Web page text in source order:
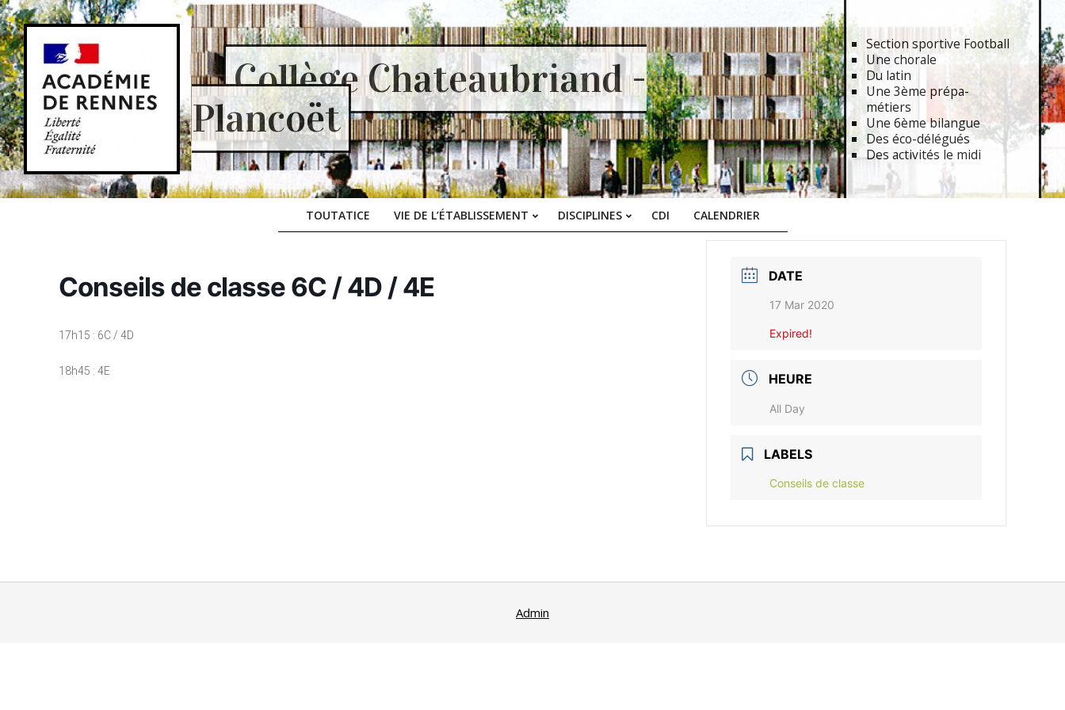
Skip
to
content
Collège Chateaubriand -
Plancoët
Section sportive Football
Une chorale
Du latin
Une 3ème prépa-
métiers
Une 6ème bilangue
Des éco-délégués
Des activités le midi
Primary
TOUTATICE VIE DE L’ÉTABLISSEMENT DISCIPLINES CDI CALENDRIER
Conseils de classe 6C / 4D / 4E
17h15 : 6C / 4D
18h45 : 4E
DATE
17 Mar 2020
Expired!
HEURE
All Day
LABELS
Conseils de classe
Admin